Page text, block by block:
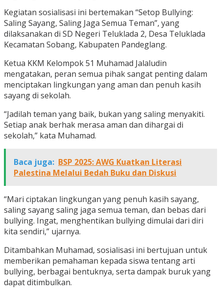
Kegiatan sosialisasi ini bertemakan “Setop Bullying:
Saling Sayang, Saling Jaga Semua Teman”, yang
dilaksanakan di SD Negeri Teluklada 2, Desa Teluklada
Kecamatan Sobang, Kabupaten Pandeglang.
Ketua KKM Kelompok 51 Muhamad Jalaludin
mengatakan, peran semua pihak sangat penting dalam
menciptakan lingkungan yang aman dan penuh kasih
sayang di sekolah.
“Jadilah teman yang baik, bukan yang saling menyakiti.
Setiap anak berhak merasa aman dan dihargai di
sekolah,” kata Muhamad.
Baca juga: BSP 2025: AWG Kuatkan Literasi
Palestina Melalui Bedah Buku dan Diskusi
“Mari ciptakan lingkungan yang penuh kasih sayang,
saling sayang saling jaga semua teman, dan bebas dari
bullying. Ingat, menghentikan bullying dimulai dari diri
kita sendiri,” ujarnya.
Ditambahkan Muhamad, sosialisasi ini bertujuan untuk
memberikan pemahaman kepada siswa tentang arti
bullying, berbagai bentuknya, serta dampak buruk yang
dapat ditimbulkan.